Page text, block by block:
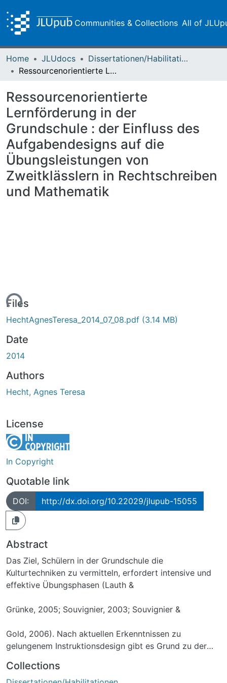
Communities & Collections All of
Home JLUdocs
Dissertationen/Habilitationen
Ressourcenorientierte Lernförderung in der Grundschule : der Einfluss des Aufgabendesigns auf die Übungsleistungen von Zweitklässlern in Rechtschreiben und Mathematik
Ressourcenorientierte
Lernförderung in der
Grundschule : der Einfluss des
Aufgabendesigns auf die
Übungsleistungen von
Zweitklässlern in Rechtschreiben
und Mathematik
Files
HechtAgnesTeresa_2014_07_08.pdf (3.14 MB)
Date
2014
Authors
Hecht, Agnes Teresa
License
In Copyright
Quotable link
DOI: http://dx.doi.org/10.22029/jlupub-15055
Abstract
Das Ziel, Schülern in der Grundschule die
Kulturtechniken zu vermitteln, erfordert intensive und
effektive Übungsphasen (Lauth &
Grünke, 2005; Souvignier, 2003; Souvignier &
Gold, 2006). Nach aktuellen Erkenntnissen zu
gelungenem Instruktionsdesign gibt es Grund zu der
Übungsmaterialien nicht uneingeschränkt geeignet sind,
Collections